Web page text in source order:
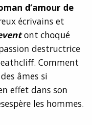
d’amour de
écrivains et
ont choqué
destructrice
Comment
âmes si
effet dans son
les hommes.